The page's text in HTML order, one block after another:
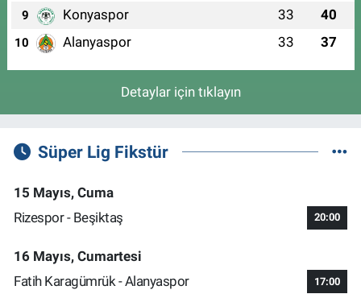
9 Konyaspor 33 40
10 Alanyaspor 33 37
Detaylar için tıklayın
Süper Lig Fikstür
15 Mayıs, Cuma
Rizespor - Beşiktaş
20:00
16 Mayıs, Cumartesi
Fatih Karagümrük - Alanyaspor
17:00